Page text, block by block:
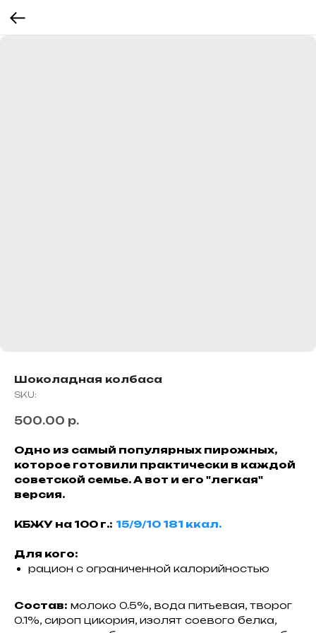
Шоколадная колбаса
SKU:
500.00 р.
Одно из самый популярных пирожных,
которое готовили практически в каждой
советской семье. А вот и его "легкая"
версия.
КБЖУ на 100 г.: 15/9/10 181 ккал.
Для кого:
рацион с ограниченной калорийностью
Состав: молоко 0.5%, вода питьевая, творог
0.1%, сироп цикория, изолят соевого белка,